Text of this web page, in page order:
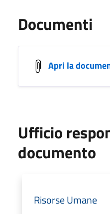
Documenti
Apri la
Ufficio
documento
Risorse Umane